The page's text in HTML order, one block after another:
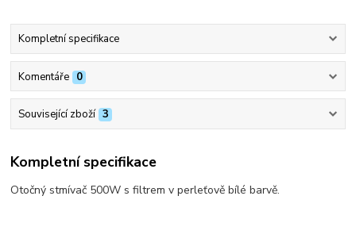
Kompletní specifikace
Komentáře 0
Související zboží 3
Kompletní specifikace
Otočný stmívač 500W s filtrem v perleťově bílé barvě.